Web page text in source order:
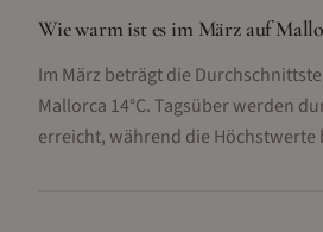
Wie warm ist es im März auf
Im März beträgt die
Mallorca 14°C. Tagsüber werden
erreicht, während die Höchstwerte